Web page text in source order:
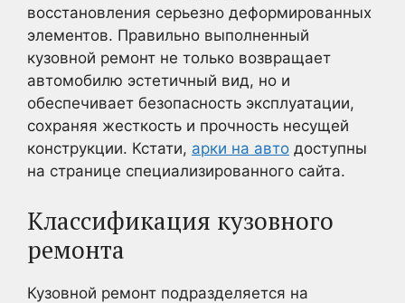
восстановления серьезно деформированных
элементов. Правильно выполненный
кузовной ремонт не только возвращает
автомобилю эстетичный вид, но и
обеспечивает безопасность эксплуатации,
сохраняя жесткость и прочность несущей
конструкции. Кстати, арки на авто доступны
на странице специализированного сайта.
Классификация кузовного
ремонта
Кузовной ремонт подразделяется на